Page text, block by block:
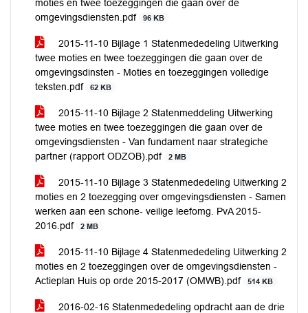
moties en twee toezeggingen die gaan over de
omgevingsdiensten.pdf
96 KB
2015-11-10 Bijlage 1 Statenmededeling Uitwerking
twee moties en twee toezeggingen die gaan over de
omgevingsdinsten - Moties en toezeggingen volledige
teksten.pdf
62 KB
2015-11-10 Bijlage 2 Statenmeddeling Uitwerking
twee moties en twee toezeggingen die gaan over de
omgevingsdiensten - Van fundament naar strategiche
partner (rapport ODZOB).pdf
2 MB
2015-11-10 Bijlage 3 Statenmededeling Uitwerking 2
moties en 2 toezegging over omgevingsdiensten - Samen
werken aan een schone- veilige leefomg. PvA 2015-
2016.pdf
2 MB
2015-11-10 Bijlage 4 Statenmededeling Uitwerking 2
moties en 2 toezeggingen over de omgevingsdiensten -
Actieplan Huis op orde 2015-2017 (OMWB).pdf
514 KB
2016-02-16 Statenmededeling opdracht aan de drie